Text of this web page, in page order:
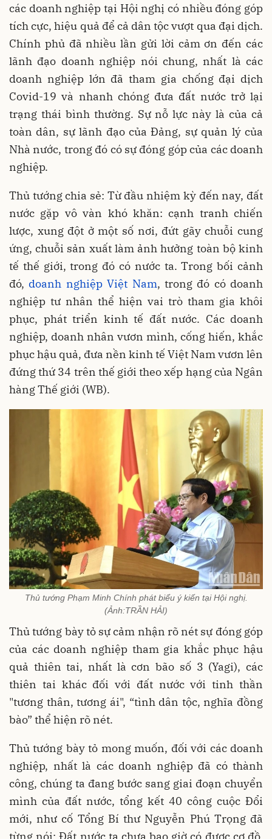
các doanh nghiệp tại Hội nghị có nhiều đóng góp
tích cực, hiệu quả để cả dân tộc vượt qua đại dịch.
Chính phủ đã nhiều lần gửi lời cảm ơn đến các
lãnh đạo doanh nghiệp nói chung, nhất là các
doanh nghiệp lớn đã tham gia chống đại dịch
Covid-19 và nhanh chóng đưa đất nước trở lại
trạng thái bình thường. Sự nỗ lực này là của cả
toàn dân, sự lãnh đạo của Đảng, sự quản lý của
Nhà nước, trong đó có sự đóng góp của các doanh
nghiệp.
Thủ tướng chia sẻ: Từ đầu nhiệm kỳ đến nay, đất
nước gặp vô vàn khó khăn: cạnh tranh chiến
lược, xung đột ở một số nơi, đứt gãy chuỗi cung
ứng, chuỗi sản xuất làm ảnh hưởng toàn bộ kinh
tế thế giới, trong đó có nước ta. Trong bối cảnh
đó, doanh nghiệp Việt Nam, trong đó có doanh
nghiệp tư nhân thể hiện vai trò tham gia khôi
phục, phát triển kinh tế đất nước. Các doanh
nghiệp, doanh nhân vươn mình, cống hiến, khắc
phục hậu quả, đưa nền kinh tế Việt Nam vươn lên
đứng thứ 34 trên thế giới theo xếp hạng của Ngân
hàng Thế giới (WB).
Thủ tướng Phạm Minh Chính phát biểu ý kiến tại Hội nghị.
(Ảnh:TRẦN HẢI)
Thủ tướng bày tỏ sự cảm nhận rõ nét sự đóng góp
của các doanh nghiệp tham gia khắc phục hậu
quả thiên tai, nhất là cơn bão số 3 (Yagi), các
thiên tai khác đối với đất nước với tinh thần
"tương thân, tương ái", “tình dân tộc, nghĩa đồng
bào” thể hiện rõ nét.
Thủ tướng bày tỏ mong muốn, đối với các doanh
nghiệp, nhất là các doanh nghiệp đã có thành
công, chúng ta đang bước sang giai đoạn chuyển
mình của đất nước, tổng kết 40 công cuộc Đổi
mới, như cố Tổng Bí thư Nguyễn Phú Trọng đã
từng nói: Đất nước ta chưa bao giờ có được cơ đồ,